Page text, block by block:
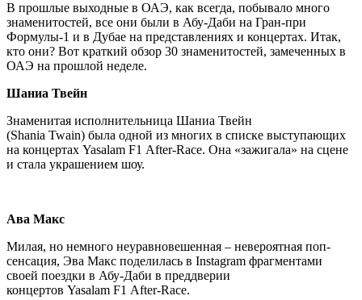
В прошлые выходные в ОАЭ, как всегда, побывало много
знаменитостей, все они были в Абу-Даби на Гран-при
Формулы-1 и в Дубае на представлениях и концертах. Итак,
кто они? Вот краткий обзор 30 знаменитостей, замеченных в
ОАЭ на прошлой неделе.
Шаниа Твейн
Знаменитая исполнительница Шаниа Твейн
(Shania Twain) была одной из многих в списке выступающих
на концертах Yasalam F1 After-Race. Она «зажигала» на сцене
и стала украшением шоу.
Ава Макс
Милая, но немного неуравновешенная – невероятная поп-
сенсация, Эва Макс поделилась в Instagram фрагментами
своей поездки в Абу-Даби в преддверии
концертов Yasalam F1 After-Race.